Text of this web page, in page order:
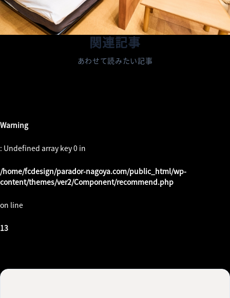
関連記事
あわせて読みたい記事
Warning
: Undefined array key 0 in
/home/fcdesign/parador-nagoya.com/public_html/wp-
content/themes/ver2/Component/recommend.php
on line
13